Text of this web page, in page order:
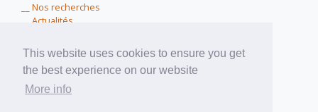
This website uses cookies to ensure you get
the best experience on our website
More info
__ Nos recherches
__ Actualités
__ Près de chez vous
__ Matériel didactique
__ A propos de nous